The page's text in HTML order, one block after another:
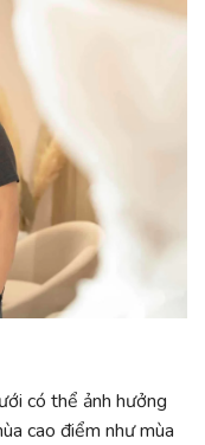
có thể ảnh hưởng
cao điểm như mùa